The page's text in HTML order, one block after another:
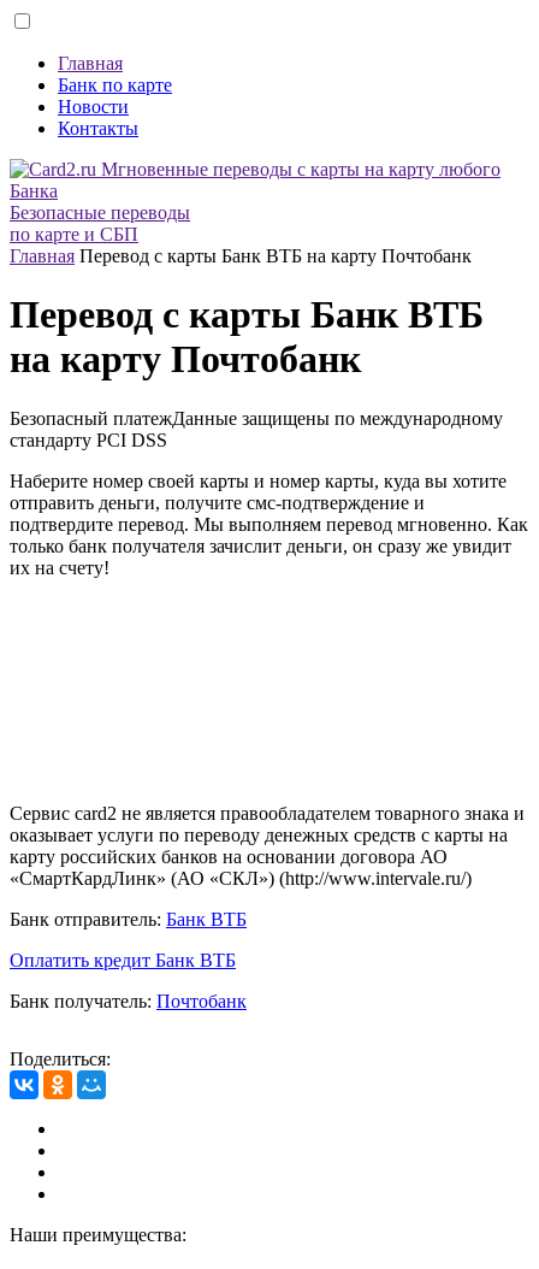
Главная
Банк по карте
Новости
Контакты
Безопасные переводы
по карте и СБП
Главная Перевод с карты Банк ВТБ на карту Почтобанк
Перевод с карты Банк ВТБ
на карту Почтобанк
Безопасный платежДанные защищены по международному
стандарту PCI DSS
Наберите номер своей карты и номер карты, куда вы хотите
отправить деньги, получите смс-подтверждение и
подтвердите перевод. Мы выполняем перевод мгновенно. Как
только банк получателя зачислит деньги, он сразу же увидит
их на счету!
Сервис card2 не является правообладателем товарного знака и
оказывает услуги по переводу денежных средств с карты на
карту российских банков на основании договора АО
«СмартКардЛинк» (АО «СКЛ») (http://www.intervale.ru/)
Банк отправитель: Банк ВТБ
Оплатить кредит Банк ВТБ
Банк получатель: Почтобанк
Поделиться:
Наши преимущества: